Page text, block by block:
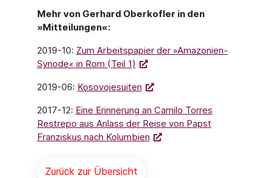
Mehr von Gerhard Oberkofler in den
»Mitteilungen«:
2019-10: Zum Arbeitspapier der »Amazonien-
Synode« in Rom (Teil 1)
2019-06: Kosovojesuiten
2017-12: Eine Erinnerung an Camilo Torres
Restrepo aus Anlass der Reise von Papst
Franziskus nach Kolumbien
Zurück zur Übersicht